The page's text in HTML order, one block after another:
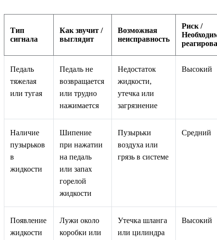
Тип
сигнала
Как звучит /
выглядит
Возможная
неисправность
Риск /
Педаль
тяжелая
или тугая
Педаль не
возвращается
или трудно
нажимается
Недостаток
жидкости,
утечка или
загрязнение
Высокий
Наличие
пузырьков
в
жидкости
Шипение
при нажатии
на педаль
или запах
горелой
жидкости
Пузырьки
воздуха или
грязь в системе
Средний
Появление
жидкости
Лужи около
коробки или
Утечка шланга
или цилиндра
Высокий